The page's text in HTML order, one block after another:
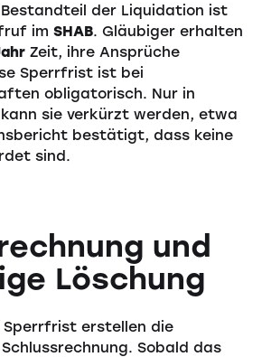
der Liquidation ist
im SHAB. Gläubiger erhalten
Zeit, ihre Ansprüche
Sperrfrist ist bei
obligatorisch. Nur in
sie verkürzt werden, etwa
bestätigt, dass keine
sind.
und
Löschung
erstellen die
Sobald das